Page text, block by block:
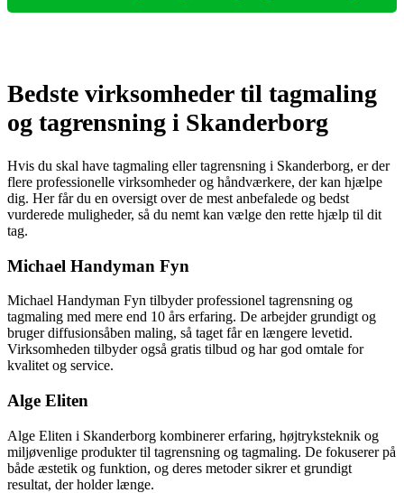
Bedste virksomheder til tagmaling
og tagrensning i Skanderborg
Hvis du skal have tagmaling eller tagrensning i Skanderborg, er der
flere professionelle virksomheder og håndværkere, der kan hjælpe
dig. Her får du en oversigt over de mest anbefalede og bedst
vurderede muligheder, så du nemt kan vælge den rette hjælp til dit
tag.
Michael Handyman Fyn
Michael Handyman Fyn tilbyder professionel tagrensning og
tagmaling med mere end 10 års erfaring. De arbejder grundigt og
bruger diffusionsåben maling, så taget får en længere levetid.
Virksomheden tilbyder også gratis tilbud og har god omtale for
kvalitet og service.
Alge Eliten
Alge Eliten i Skanderborg kombinerer erfaring, højtryksteknik og
miljøvenlige produkter til tagrensning og tagmaling. De fokuserer på
både æstetik og funktion, og deres metoder sikrer et grundigt
resultat, der holder længe.